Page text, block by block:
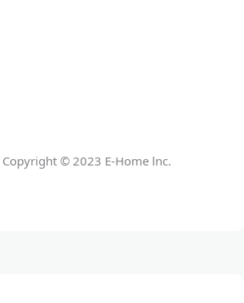
Copyright © 2023 E-Home lnc.